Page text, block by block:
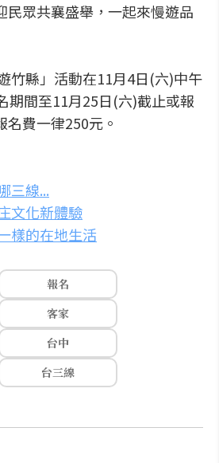
民眾共襄盛舉，一起來慢遊品
竹縣」活動在11月4日(六)中午
期間至11月25日(六)截止或報
費一律250元。
三線...
文化新體驗
樣的在地生活
報名
客家
台中
台三線